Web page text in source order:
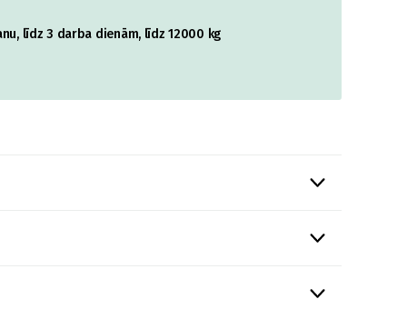
līdz 3 darba dienām, līdz 12000 kg